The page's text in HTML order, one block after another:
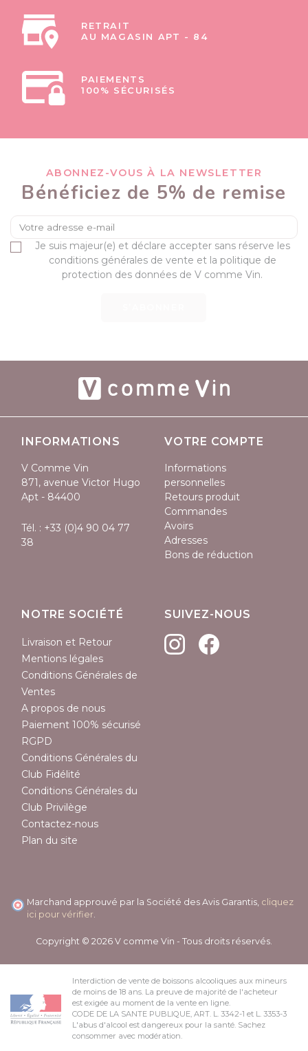
RETRAIT
AU MAGASIN APT - 84
PAIEMENTS
100% SÉCURISÉS
ABONNEZ-VOUS À LA NEWSLETTER
Bénéficiez de 5% de remise
Je suis majeur(e) et déclare accepter sans réserve les
conditions générales de vente et la politique de
protection des données de V comme Vin.
INFORMATIONS
V Comme Vin
871, avenue Victor Hugo
Apt - 84400
Tél. : +33 (0)4 90 04 77
38
VOTRE COMPTE
Informations
personnelles
Retours produit
Commandes
Avoirs
Adresses
Bons de réduction
NOTRE SOCIÉTÉ
Livraison et Retour
Mentions légales
Conditions Générales de
Ventes
A propos de nous
Paiement 100% sécurisé
RGPD
Conditions Générales du
Club Fidélité
Conditions Générales du
Club Privilège
Contactez-nous
Plan du site
SUIVEZ-NOUS
Marchand approuvé par la Société des Avis Garantis, cliquez
ici pour vérifier.
Copyright © 2026 V comme Vin - Tous droits réservés.
Interdiction de vente de boissons alcooliques aux mineurs
de moins de 18 ans. La preuve de majorité de l'acheteur
est exigée au moment de la vente en ligne.
CODE DE LA SANTE PUBLIQUE, ART. L. 3342-1 et L. 3353-3
L'abus d'alcool est dangereux pour la santé. Sachez
consommer avec modération.